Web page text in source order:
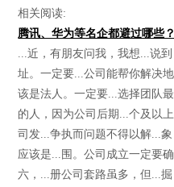
相关阅读:
腾讯、华为等名企都避过哪些
...近，有朋友问我，我想...说
址。一定要...公司能帮你解决
该是法人。一定要...选择团队
的人，因为公司后期...个及以
司发...争执而问题不得以解...
应该是...围。公司成立一定
六，...册公司套路虽多，但...掘